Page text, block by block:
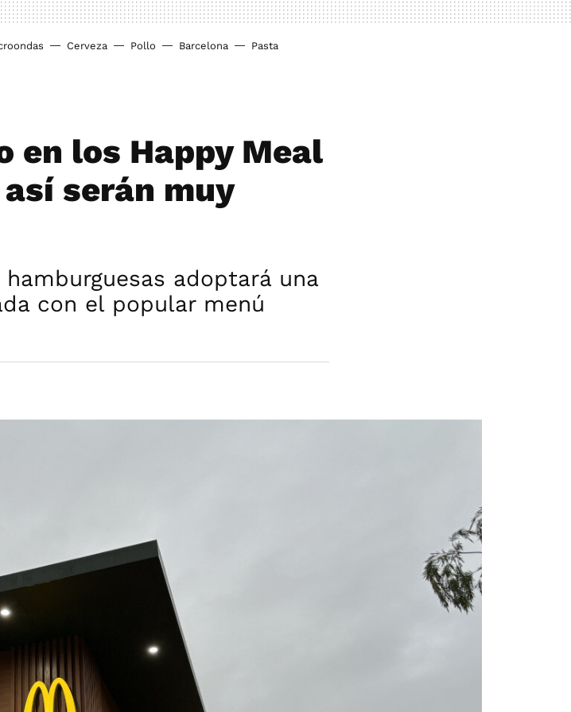
Cerveza Pollo Barcelona Pasta
en los Happy Meal
serán muy
adoptará una
con el popular menú